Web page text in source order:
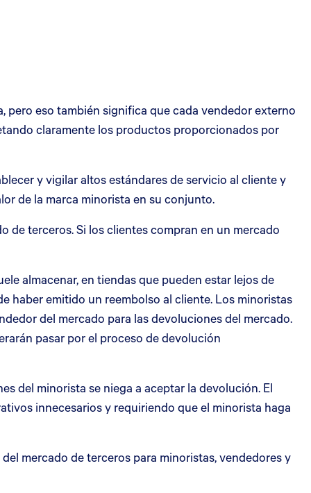
pero eso también significa que cada vendedor externo
claramente los productos proporcionados por
y vigilar altos estándares de servicio al cliente y
de la marca minorista en su conjunto.
de terceros. Si los clientes compran en un mercado
almacenar, en tiendas que pueden estar lejos de
haber emitido un reembolso al cliente. Los minoristas
del mercado para las devoluciones del mercado.
pasar por el proceso de devolución
del minorista se niega a aceptar la devolución. El
innecesarios y requiriendo que el minorista haga
mercado de terceros para minoristas, vendedores y